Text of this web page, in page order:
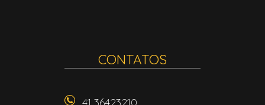
CONTATOS